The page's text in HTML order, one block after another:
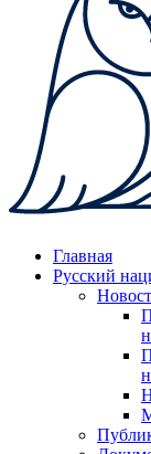
Главная
Русский